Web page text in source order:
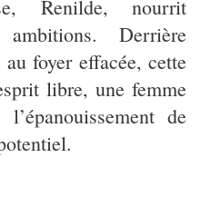
Renilde, nourrit
ambitions. Derrière
au foyer effacée, cette
libre, une femme
de